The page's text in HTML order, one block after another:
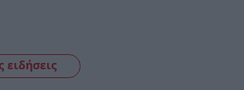
ειδήσεις